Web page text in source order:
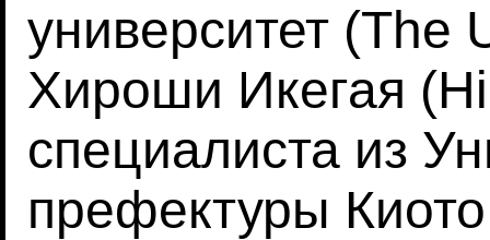
университет (The
Хироши Икегая
специалиста из
префектуры